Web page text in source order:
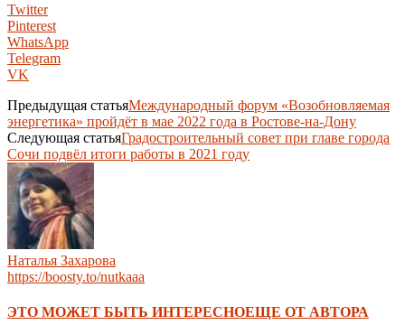
Twitter
Pinterest
WhatsApp
Telegram
VK
Предыдущая статьяМеждународный форум «Возобновляемая
энергетика» пройдёт в мае 2022 года в Ростове-на-Дону
Следующая статьяГрадостроительный совет при главе города
Сочи подвёл итоги работы в 2021 году
Наталья Захарова
https://boosty.to/nutkaaa
ЭТО МОЖЕТ БЫТЬ ИНТЕРЕСНОЕЩЕ ОТ АВТОРА